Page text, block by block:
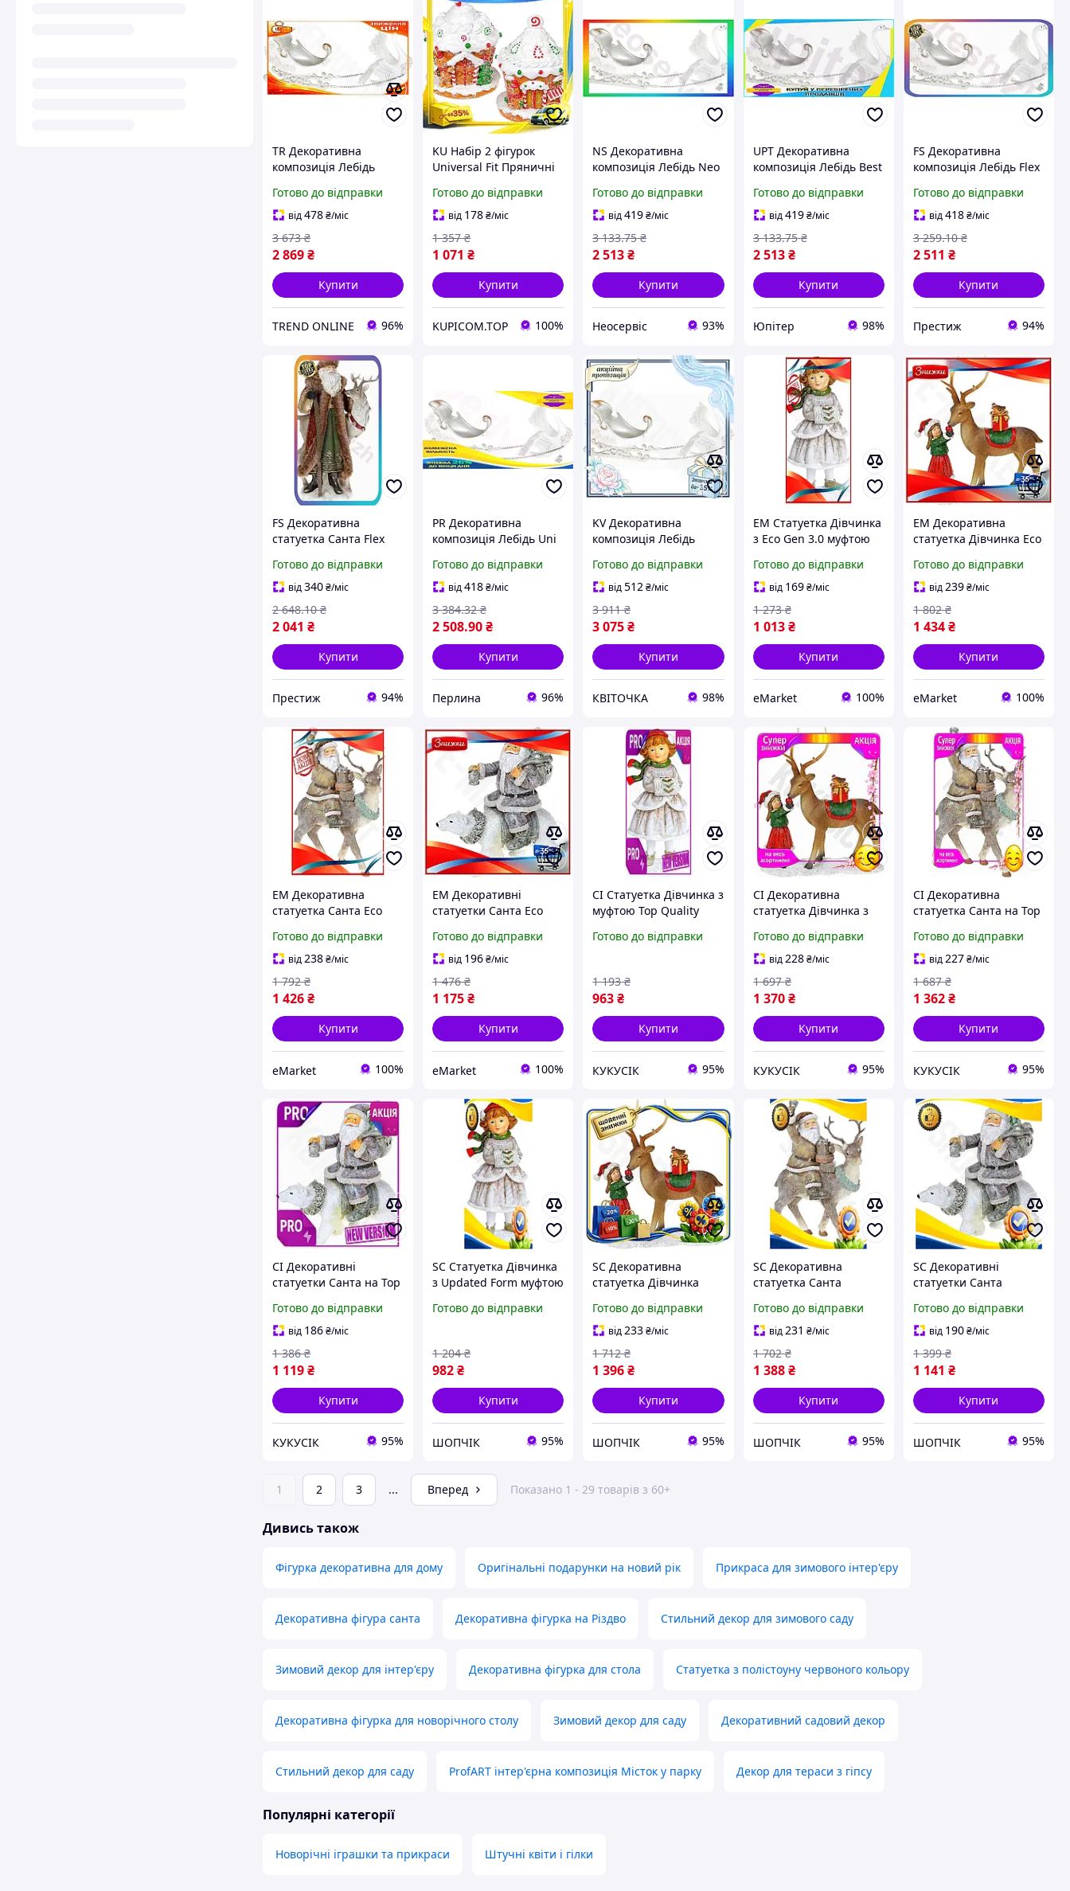
TR Декоративна
композиція Лебідь
санями 41.8см зимовий
декор для дому
Готово до відправки
від478₴/міс
2 869₴
3 673 ₴
Купити
TREND ONLINE 96%
KU Набір 2 фігурок
Universal Fit Пряничні
зимового інтер'єру
полістоун висота 13.
Готово до відправки
від 178₴/міс
1 071 ₴
1 357 ₴
Купити
KUPICOM.TOP 100%
NS Декоративна
композиція Лебідь Neo
Полістоун для зимового
декору фігурка для ін
Готово до відправки
від419₴/міс
2 513₴
3 133.75 ₴
Купити
Неосервіс 93%
UPT Декоративна
композиція Лебідь Best
Полістоун для зимового
декору фігурка для і
Готово до відправки
від419 ₴/міс
2 513 ₴
3 133.75 ₴
Купити
Юпітер 98%
FS Декоративна
композиція Лебідь Flex
Полістоун для зимового
декору фігурка для і
Готово до відправки
від418₴/міс
2 511 ₴
3 259.10 ₴
Купити
Престиж 94%
FS Декоративна
статуетка Санта Flex
бордо із зеленим для
зимового декору інтер'
SET18-F
Готово до відправки
від340₴/міс
2 041 ₴
2 648.10 ₴
Купити
Престиж 94%
PR Декоративна
композиція Лебідь Uni
Полістоун для зимового
декору фігурка для ін
Per33/R
Готово до відправки
від418₴/міс
2 508.90₴
3 384.32 ₴
Купити
Перлина 96%
KV Декоративна
композиція Лебідь
41.8 см полістоун
зимовий декор для
дому інтер' 99/KVI
Готово до відправки
від512₴/міс
3 075₴
3 911 ₴
Купити
КВІТОЧКА 98%
EM Статуетка Дівчинка
з Eco Gen 3.0 муфтою
зимовий декор для
дому. MAR_K
Готово до відправки
від 169 ₴/міс
1 013 ₴
1 273 ₴
Купити
eMarket 100%
EM Декоративна
статуетка Дівчинка Eco
полістоун для інтер'єру
зимовий декор фігу
MAR_K
Готово до відправки
від239₴/міс
1 434₴
1 802 ₴
Купити
eMarket 100%
EM Декоративна
статуетка Санта Eco
бежевий полістоун з
гліттером для зимового
декору MAR_K
Готово до відправки
від238₴/міс
1 426₴
1 792 ₴
Купити
eMarket 100%
EM Декоративні
статуетки Санта Eco
полістоун сірий з білим
для зимового декору
пода MAR_K
Готово до відправки
від 196₴/міс
1 175₴
1 476 ₴
Купити
eMarket 100%
CI Статуетка Дівчинка з
муфтою Top Quality
зимовий декор для
Готово до відправки
963₴
1 193 ₴
Купити
КУКУСІК 95%
CI Декоративна
статуетка Дівчинка з
21см полістоун для
інтер'єру зимовий
декор фігу CI2-888
Готово до відправки
від228 ₴/міс
1 370 ₴
1 697 ₴
Купити
КУКУСІК 95%
CI Декоративна
статуетка Санта на Top
полістоун з гліттером
для зимового декору
CI2-888
Готово до відправки
від227₴/міс
1 362₴
1 687 ₴
Купити
КУКУСІК 95%
CI Декоративні
статуетки Санта на Top
полістоун сірий з білим
для зимового декору
пода CI2-888
Готово до відправки
від 186₴/міс
1 119₴
1 386 ₴
Купити
КУКУСІК 95%
SC Статуетка Дівчинка
з Updated Form муфтою
зимовий декор для
Готово до відправки
982₴
1 204 ₴
Купити
ШОПЧІК 95%
SC Декоративна
статуетка Дівчинка
21см полістоун для
інтер'єру зимовий
декор фіг CH2_99K
Готово до відправки
від233₴/міс
1 396₴
1 712 ₴
Купити
ШОПЧІК 95%
SC Декоративна
статуетка Санта
бежевий полістоун з
гліттером для зимового
декору CH2_99K
Готово до відправки
від231 ₴/міс
1 388 ₴
1 702 ₴
Купити
ШОПЧІК 95%
SC Декоративні
статуетки Санта
ведмеді полістоун
сірий з білим для
зимового декору под
CH2_99K
Готово до відправки
від 190₴/міс
1 141 ₴
1 399 ₴
Купити
ШОПЧІК 95%
1 2 3 ... Вперед Показано 1 - 29 товарів з 60+
Дивись також
Фігурка декоративна для дому Оригінальні подарунки на новий рік Прикраса для зимового інтер'єру
Декоративна фігура санта Декоративна фігурка на Різдво Стильний декор для зимового саду
Зимовий декор для інтер'єру Декоративна фігурка для стола Статуетка з полістоуну червоного кольору
Декоративна фігурка для новорічного столу Зимовий декор для саду Декоративний садовий декор
Стильний декор для саду ProfART інтер'єрна композиція Місток у парку Декор для тераси з гіпсу
Популярні категорії
Новорічні іграшки та прикраси Штучні квіти і гілки